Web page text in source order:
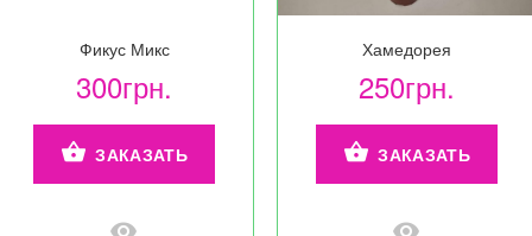
Фикус Микс
300грн.
ЗАКАЗАТЬ
Хамедорея
250грн.
ЗАКАЗАТЬ